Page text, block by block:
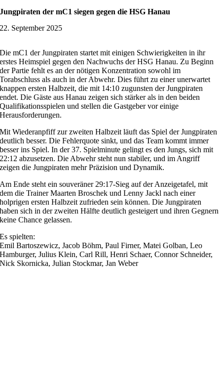
Jungpiraten der mC1 siegen gegen die HSG Hanau
22. September 2025
Die mC1 der Jungpiraten startet mit einigen Schwierigkeiten in ihr
erstes Heimspiel gegen den Nachwuchs der HSG Hanau. Zu Beginn
der Partie fehlt es an der nötigen Konzentration sowohl im
Torabschluss als auch in der Abwehr. Dies führt zu einer unerwartet
knappen ersten Halbzeit, die mit 14:10 zugunsten der Jungpiraten
endet. Die Gäste aus Hanau zeigen sich stärker als in den beiden
Qualifikationsspielen und stellen die Gastgeber vor einige
Herausforderungen.
Mit Wiederanpfiff zur zweiten Halbzeit läuft das Spiel der Jungpiraten
deutlich besser. Die Fehlerquote sinkt, und das Team kommt immer
besser ins Spiel. In der 37. Spielminute gelingt es den Jungs, sich mit
22:12 abzusetzen. Die Abwehr steht nun stabiler, und im Angriff
zeigen die Jungpiraten mehr Präzision und Dynamik.
Am Ende steht ein souveräner 29:17-Sieg auf der Anzeigetafel, mit
dem die Trainer Maarten Broschek und Lenny Jackl nach einer
holprigen ersten Halbzeit zufrieden sein können. Die Jungpiraten
haben sich in der zweiten Hälfte deutlich gesteigert und ihren Gegnern
keine Chance gelassen.
Es spielten:
Emil Bartoszewicz, Jacob Böhm, Paul Firner, Matei Golban, Leo
Hamburger, Julius Klein, Carl Rill, Henri Schaer, Connor Schneider,
Nick Skornicka, Julian Stockmar, Jan Weber